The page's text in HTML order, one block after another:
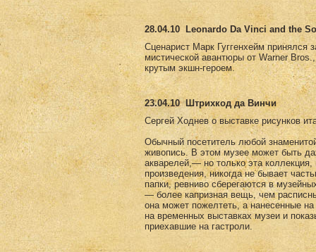
28.04.10
Leonardo Da Vinci and the
Сценарист Марк Гуггенхейм принялся
мистической авантюры от Warner
крутым экшн-героем.
23.04.10 Штрихкод да Винчи
Сергей Ходнев о выставке рисунков
Обычный посетитель любой
живопись. В этом музее может быть
акварелей,— но только эта
произведения, никогда не бывает
папки, ревниво сберегаются в
— более капризная вещь, чем
она может пожелтеть, а нанесенные
на временных выставках музеи и
приехавшие на гастроли.